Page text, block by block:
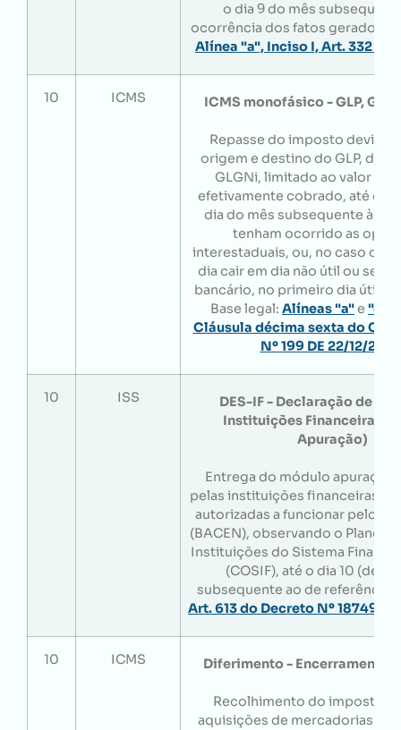
o dia 9 do mês
ocorrência dos fatos geradores.
Alínea "a", Inciso I, Art. 332 do
10 ICMS ICMS monofásico - GLP,
Repasse do imposto devido
origem e destino do GLP, do
GLGNi, limitado ao valor do
efetivamente cobrado, até o
dia do mês subsequente
tenham ocorrido as
interestaduais, ou, no caso do
dia cair em dia não útil ou sem
bancário, no primeiro dia útil
Base legal: Alíneas "a"e "c"
Cláusula décima sexta do
Nº 199 DE 22/12/2022
10 ISS
DES-IF - Declaração de
Instituições Financeiras
Apuração)
Entrega do módulo apuração
pelas instituições financeiras e
autorizadas a funcionar pelo
(BACEN), observando o Plano
Instituições do Sistema
(COSIF), até o dia 10 (dez)
subsequente ao de referência.
Art. 613 do Decreto Nº 18749
10 ICMS Diferimento - Encerramento
Recolhimento do imposto
aquisições de mercadorias